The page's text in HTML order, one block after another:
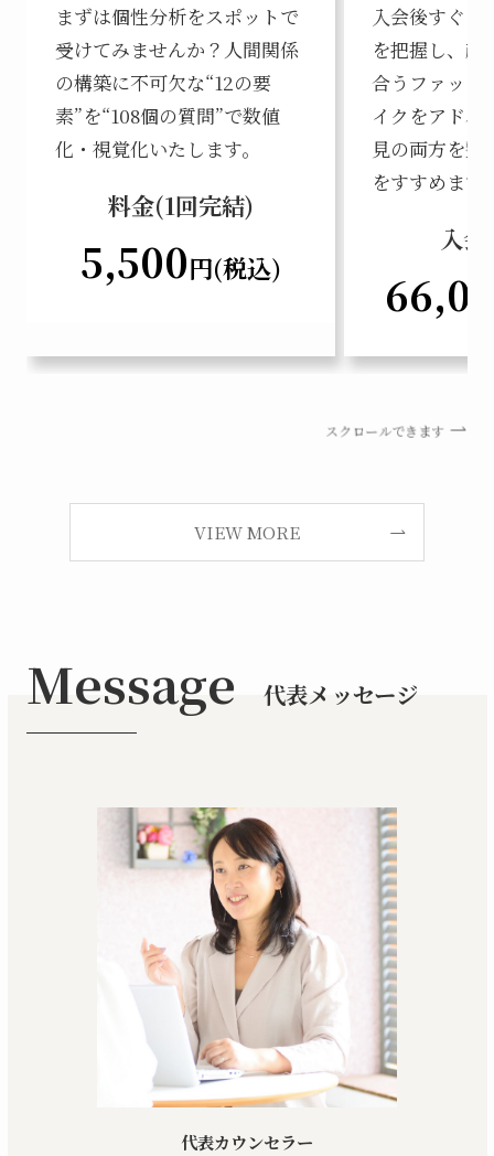
まずは個性分析をスポットで
受けてみませんか？人間関係
の構築に不可欠な“12の要
素”を“108個の質問”で数値
化・視覚化いたします。
料金(1回完結)
5,500円(税込)
入会後すぐに
を把握し、顔
合うファッシ
イクをアドバ
見の両方を整
をすすめます
入
スクロールできます
VIEW MORE
Message 代表メッセージ
代表カウンセラー